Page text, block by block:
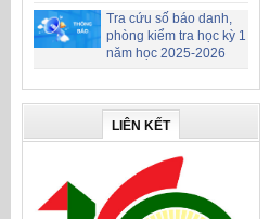
Tra cứu số báo danh,
phòng kiểm tra học kỳ 1
năm học 2025-2026
LIÊN KẾT